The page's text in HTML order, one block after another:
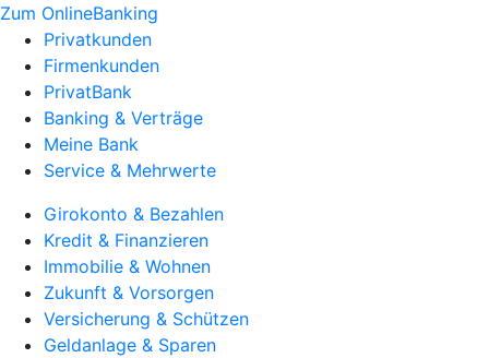
Zum OnlineBanking
Privatkunden
Firmenkunden
PrivatBank
Banking & Verträge
Meine Bank
Service & Mehrwerte
Girokonto & Bezahlen
Kredit & Finanzieren
Immobilie & Wohnen
Zukunft & Vorsorgen
Versicherung & Schützen
Geldanlage & Sparen